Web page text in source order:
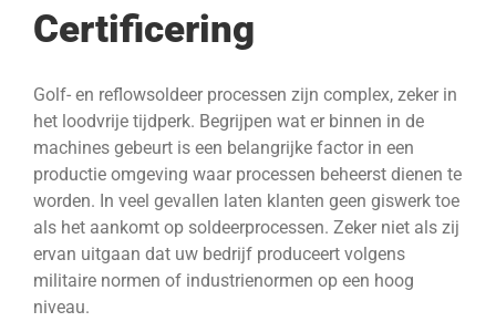
Certificering
Golf- en reflowsoldeer processen zijn complex, zeker in
het loodvrije tijdperk. Begrijpen wat er binnen in de
machines gebeurt is een belangrijke factor in een
productie omgeving waar processen beheerst dienen te
worden. In veel gevallen laten klanten geen giswerk toe
als het aankomt op soldeerprocessen. Zeker niet als zij
ervan uitgaan dat uw bedrijf produceert volgens
militaire normen of industrienormen op een hoog
niveau.